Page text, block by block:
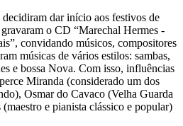
dar início aos festivos de
o CD “Marechal Hermes -
convidando músicos, compositores
músicas de vários estilos: sambas,
e bossa Nova. Com isso, influências
Miranda (considerado um dos
Osmar do Cavaco (Velha Guarda
e pianista clássico e popular)